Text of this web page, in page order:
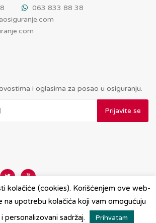
063 833 88 38
i oglasima za posao u osiguranju.
Prijavite se
kolačiće (cookies). Korišćenjem ove web-
na upotrebu kolačića koji vam omogućuju
personalizovani sadržaj.
Prihvatam